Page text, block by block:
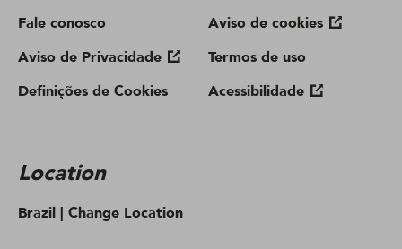
Fale conosco
Aviso de Privacidade
Definições de Cookies
Aviso de cookies
Termos de uso
Acessibilidade
Location
Brazil | Change Location